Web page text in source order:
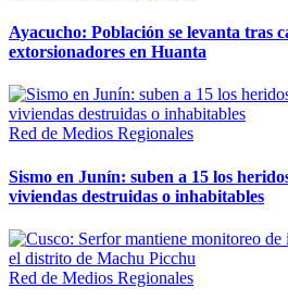
Ayacucho: Población se levanta tras
extorsionadores en Huanta
Red de Medios Regionales
Sismo en Junín: suben a 15 los
viviendas destruidas o inhabitables
Red de Medios Regionales